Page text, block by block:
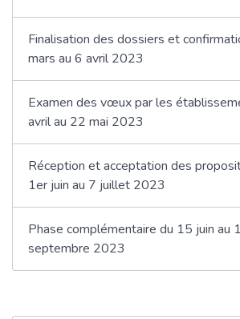
Finalisation des dossiers et
mars au 6 avril 2023
Examen des vœux par les
avril au 22 mai 2023
Réception et acceptation des
1er juin au 7 juillet 2023
Phase complémentaire du 15 juin au
septembre 2023